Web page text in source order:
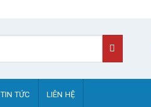
TIN TỨC LIÊN HỆ